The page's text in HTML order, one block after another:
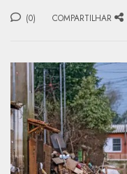
(0) COMPARTILHAR